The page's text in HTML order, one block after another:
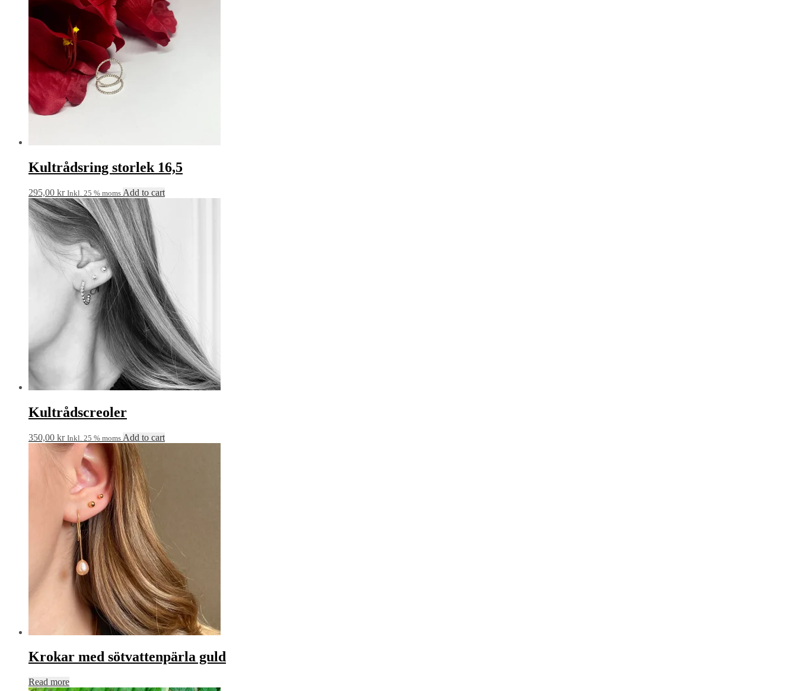
Kultrådsring storlek 16,5
295,00 kr Inkl. 25 % moms Add to cart
Kultrådscreoler
350,00 kr Inkl. 25 % moms Add to cart
Krokar med sötvattenpärla guld
Read more